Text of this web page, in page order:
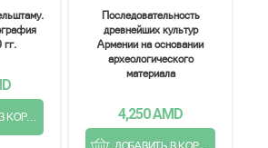
гг.
Последовательность
древнейших культур
Армении на основании
археологического
материала
4,250AMD